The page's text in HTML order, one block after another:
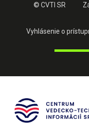
© CVTI SR
Vyhlásenie o